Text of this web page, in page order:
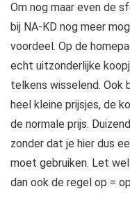
Om nog maar even de
bij NA-KD nog meer
voordeel. Op de
echt uitzonderlijke
telkens wisselend. Ook
heel kleine prijsjes, de
de normale prijs.
zonder dat je hier dus
moet gebruiken. Let
dan ook de regel op =